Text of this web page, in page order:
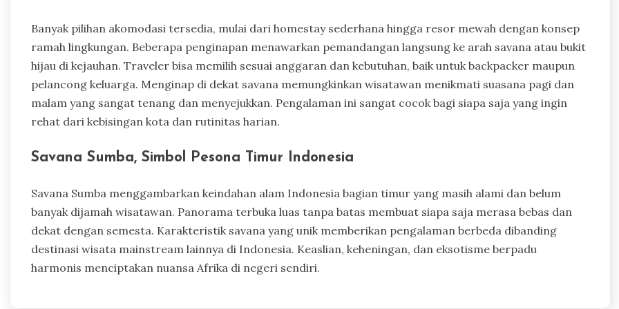
Banyak pilihan akomodasi tersedia, mulai dari homestay sederhana hingga resor mewah dengan konsep
ramah lingkungan. Beberapa penginapan menawarkan pemandangan langsung ke arah savana atau bukit
hijau di kejauhan. Traveler bisa memilih sesuai anggaran dan kebutuhan, baik untuk backpacker maupun
pelancong keluarga. Menginap di dekat savana memungkinkan wisatawan menikmati suasana pagi dan
malam yang sangat tenang dan menyejukkan. Pengalaman ini sangat cocok bagi siapa saja yang ingin
rehat dari kebisingan kota dan rutinitas harian.
Savana Sumba, Simbol Pesona Timur Indonesia
Savana Sumba menggambarkan keindahan alam Indonesia bagian timur yang masih alami dan belum
banyak dijamah wisatawan. Panorama terbuka luas tanpa batas membuat siapa saja merasa bebas dan
dekat dengan semesta. Karakteristik savana yang unik memberikan pengalaman berbeda dibanding
destinasi wisata mainstream lainnya di Indonesia. Keaslian, keheningan, dan eksotisme berpadu
harmonis menciptakan nuansa Afrika di negeri sendiri.